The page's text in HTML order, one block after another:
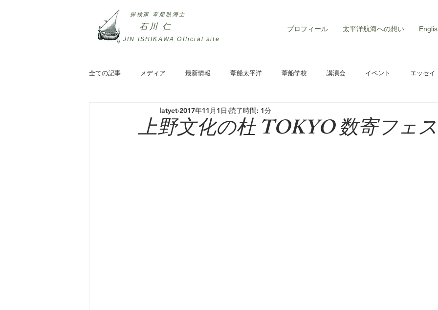
JIN ISHIKAWA ​Official site
石川 仁 プロフィール 太平洋航海への想い
探検家 葦船航海士
全ての記事 メディア 最新情報 葦船太平洋 葦船学校 講演会 イベント エッセイ
上野文化の杜 TOKYO 数寄フェ
latyet 2017年11月1日 読了時間: 1分